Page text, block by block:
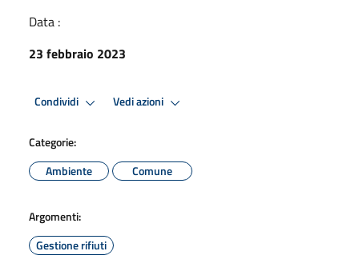
Data :
23 febbraio 2023
Condividi Vedi azioni
Categorie:
Ambiente
Comune
Argomenti:
Gestione rifiuti